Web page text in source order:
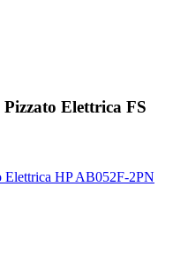
Elettrica FS